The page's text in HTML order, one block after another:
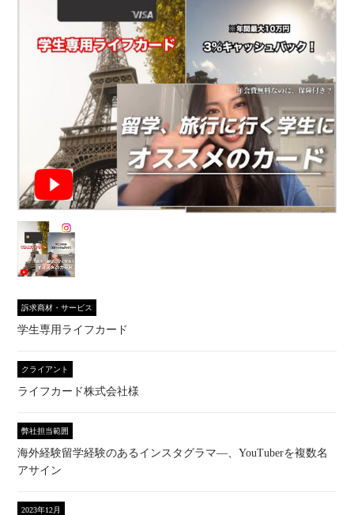
訴求商材・サービス
学生専用ライフカード
クライアント
ライフカード株式会社様
弊社担当範囲
海外経験留学経験のあるインスタグラマ―、YouTuberを複数名
アサイン
2023年12月